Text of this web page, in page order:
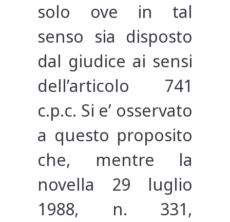
solo ove in tal
senso sia disposto
dal giudice ai sensi
dell’articolo 741
c.p.c. Si e’ osservato
a questo proposito
che, mentre la
novella 29 luglio
1988, n. 331,